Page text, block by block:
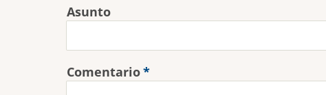
Asunto
Comentario